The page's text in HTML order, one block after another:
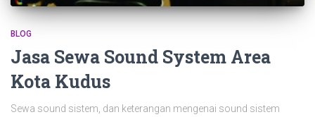
BLOG
Jasa Sewa Sound System Area
Kota Kudus
Sewa sound sistem, dan keterangan mengenai sound sistem